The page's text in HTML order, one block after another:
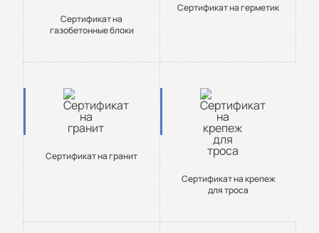
Сертификат на
газобетонные блоки
Сертификат на герметик
Сертификат на гранит
Сертификат на крепеж
для троса